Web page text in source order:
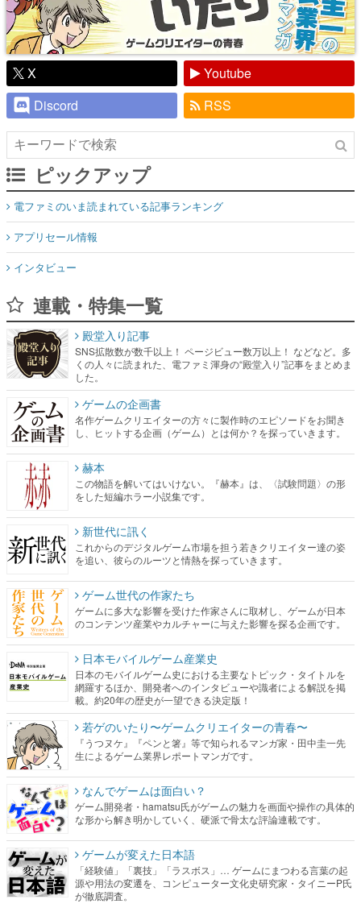
X
Youtube
Discord
RSS
ピックアップ
電ファミのいま読まれている記事ランキング
アプリセール情報
インタビュー
連載・特集一覧
殿堂入り記事
SNS拡散数が数千以上！ ページビュー数万以上！ などなど。多
くの人々に読まれた、電ファミ渾身の“殿堂入り”記事をまとめま
した。
ゲームの企画書
名作ゲームクリエイターの方々に製作時のエピソードをお聞き
し、ヒットする企画（ゲーム）とは何か？を探っていきます。
赫本
この物語を解いてはいけない。『赫本』は、〈試験問題〉の形
をした短編ホラー小説集です。
新世代に訊く
これからのデジタルゲーム市場を担う若きクリエイター達の姿
を追い、彼らのルーツと情熱を探っていきます。
ゲーム世代の作家たち
ゲームに多大な影響を受けた作家さんに取材し、ゲームが日本
のコンテンツ産業やカルチャーに与えた影響を探る企画です。
日本モバイルゲーム産業史
日本のモバイルゲーム史における主要なトピック・タイトルを
網羅するほか、開発者へのインタビューや識者による解説を掲
載。約20年の歴史が一望できる決定版！
若ゲのいたり〜ゲームクリエイターの青春〜
『うつヌケ』『ペンと箸』等で知られるマンガ家・田中圭一先
生によるゲーム業界レポートマンガです。
なんでゲームは面白い？
ゲーム開発者・hamatsu氏がゲームの魅力を画面や操作の具体的
な形から解き明かしていく、硬派で骨太な評論連載です。
ゲームが変えた日本語
「経験値」「裏技」「ラスボス」… ゲームにまつわる言葉の起
源や用法の変遷を、コンピューター文化史研究家・タイニーP氏
が徹底調査。